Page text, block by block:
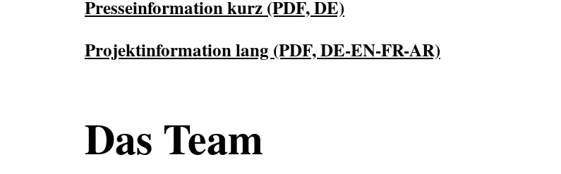
Presseinformation kurz (PDF, DE)
Projektinformation lang (PDF, DE-EN-FR-AR)
Das Team